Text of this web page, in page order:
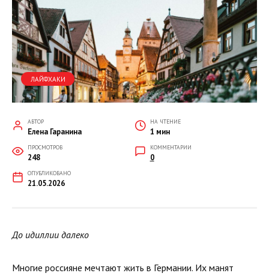
ЛАЙФХАКИ
АВТОР
Елена Гаранина
НА ЧТЕНИЕ
1 мин
ПРОСМОТРОВ
248
КОММЕНТАРИИ
0
ОПУБЛИКОВАНО
21.05.2026
До идиллии далеко
Многие россияне мечтают жить в Германии. Их манят